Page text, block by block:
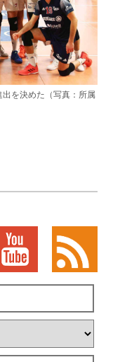
を決めた（写真：所属